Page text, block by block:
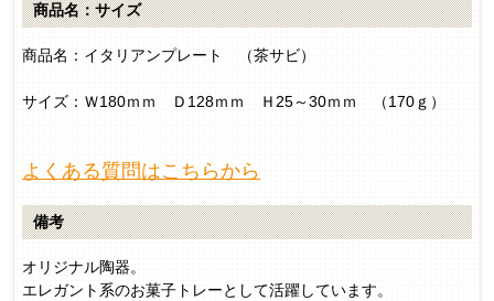
商品名：サイズ
商品名：イタリアンプレート （茶サビ）
サイズ：Ｗ180ｍｍ Ｄ128ｍｍ Ｈ25～30ｍｍ （170ｇ）
よくある質問はこちらから
備考
オリジナル陶器。
エレガント系のお菓子トレーとして活躍しています。